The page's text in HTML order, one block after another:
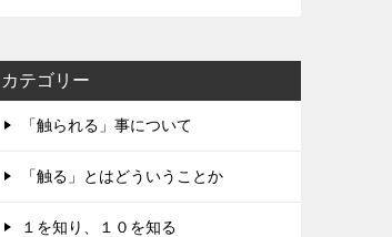
カテゴリー
「触られる」事について
「触る」とはどういうことか
１を知り、１０を知る